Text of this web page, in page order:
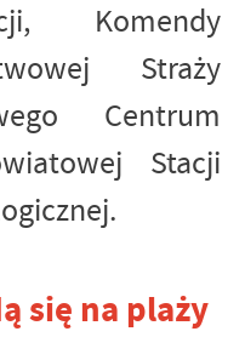
Komendy
Straży
Centrum
Stacji
się na plaży